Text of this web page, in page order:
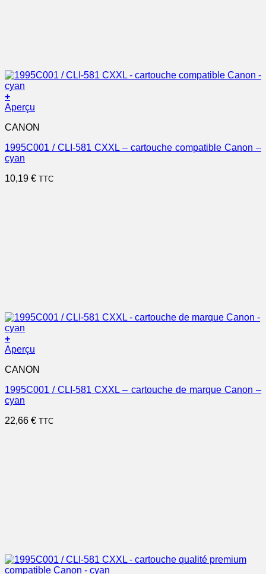
+
Aperçu
CANON
1995C001 / CLI-581 CXXL – cartouche compatible Canon –
cyan
10,19 € TTC
+
Aperçu
CANON
1995C001 / CLI-581 CXXL – cartouche de marque Canon –
cyan
22,66 € TTC